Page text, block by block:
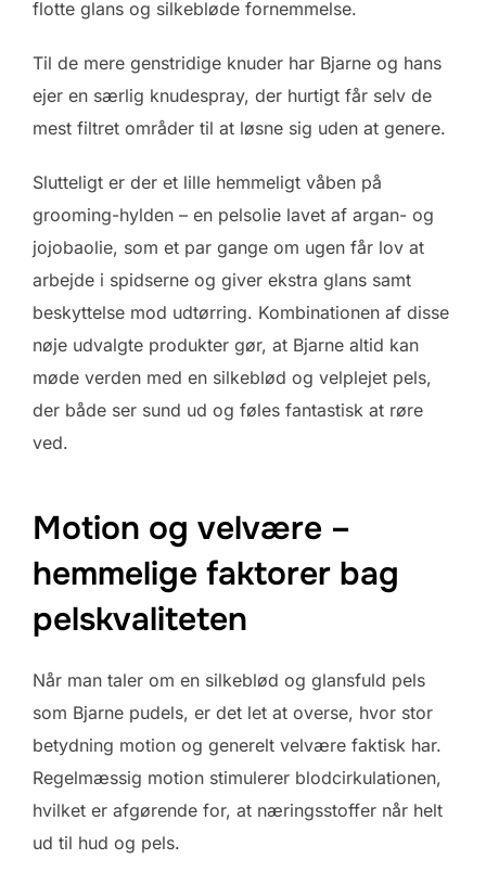
flotte glans og silkebløde fornemmelse.
Til de mere genstridige knuder har Bjarne og hans
ejer en særlig knudespray, der hurtigt får selv de
mest filtret områder til at løsne sig uden at genere.
Slutteligt er der et lille hemmeligt våben på
grooming-hylden – en pelsolie lavet af argan- og
jojobaolie, som et par gange om ugen får lov at
arbejde i spidserne og giver ekstra glans samt
beskyttelse mod udtørring. Kombinationen af disse
nøje udvalgte produkter gør, at Bjarne altid kan
møde verden med en silkeblød og velplejet pels,
der både ser sund ud og føles fantastisk at røre
ved.
Motion og velvære –
hemmelige faktorer bag
pelskvaliteten
Når man taler om en silkeblød og glansfuld pels
som Bjarne pudels, er det let at overse, hvor stor
betydning motion og generelt velvære faktisk har.
Regelmæssig motion stimulerer blodcirkulationen,
hvilket er afgørende for, at næringsstoffer når helt
ud til hud og pels.